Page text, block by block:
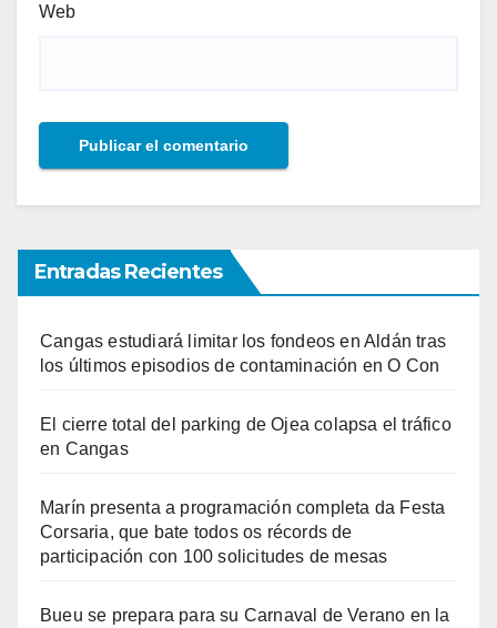
Web
Entradas Recientes
Cangas estudiará limitar los fondeos en Aldán tras
los últimos episodios de contaminación en O Con
El cierre total del parking de Ojea colapsa el tráfico
en Cangas
Marín presenta a programación completa da Festa
Corsaria, que bate todos os récords de
participación con 100 solicitudes de mesas
Bueu se prepara para su Carnaval de Verano en la